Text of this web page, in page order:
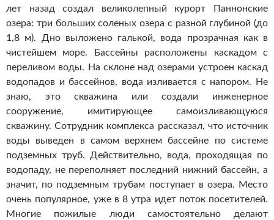
лет назад создал великолепный курорт Паннонские
озера: три больших соленых озера с разной глубиной (до
1,8 м). Дно выложено галькой, вода прозрачная как в
чистейшем море. Бассейны расположены каскадом с
переливом воды. На склоне над озерами устроен каскад
водопадов и бассейнов, вода изливается с напором. Не
знаю, это скважина или создали инженерное
сооружение, имитирующее самоизливающуюся
скважину. Сотрудник комплекса рассказал, что источник
воды выведен в самом верхнем бассейне по системе
подземных труб. Действительно, вода, проходящая по
водопаду, не переполняет последний нижний бассейн, а
значит, по подземным трубам поступает в озера. Место
очень популярное, уже в 8 утра идет поток посетителей.
Многие пожилые люди самостоятельно делают